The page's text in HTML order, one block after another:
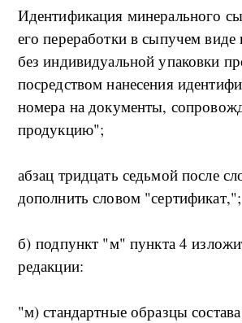
Идентификация минерального
его переработки в сыпучем виде
без индивидуальной упаковки
посредством нанесения
номера на документы,
продукцию";
абзац тридцать седьмой после
дополнить словом "сертификат,";
б) подпункт "м" пункта 4
редакции:
"м) стандартные образцы